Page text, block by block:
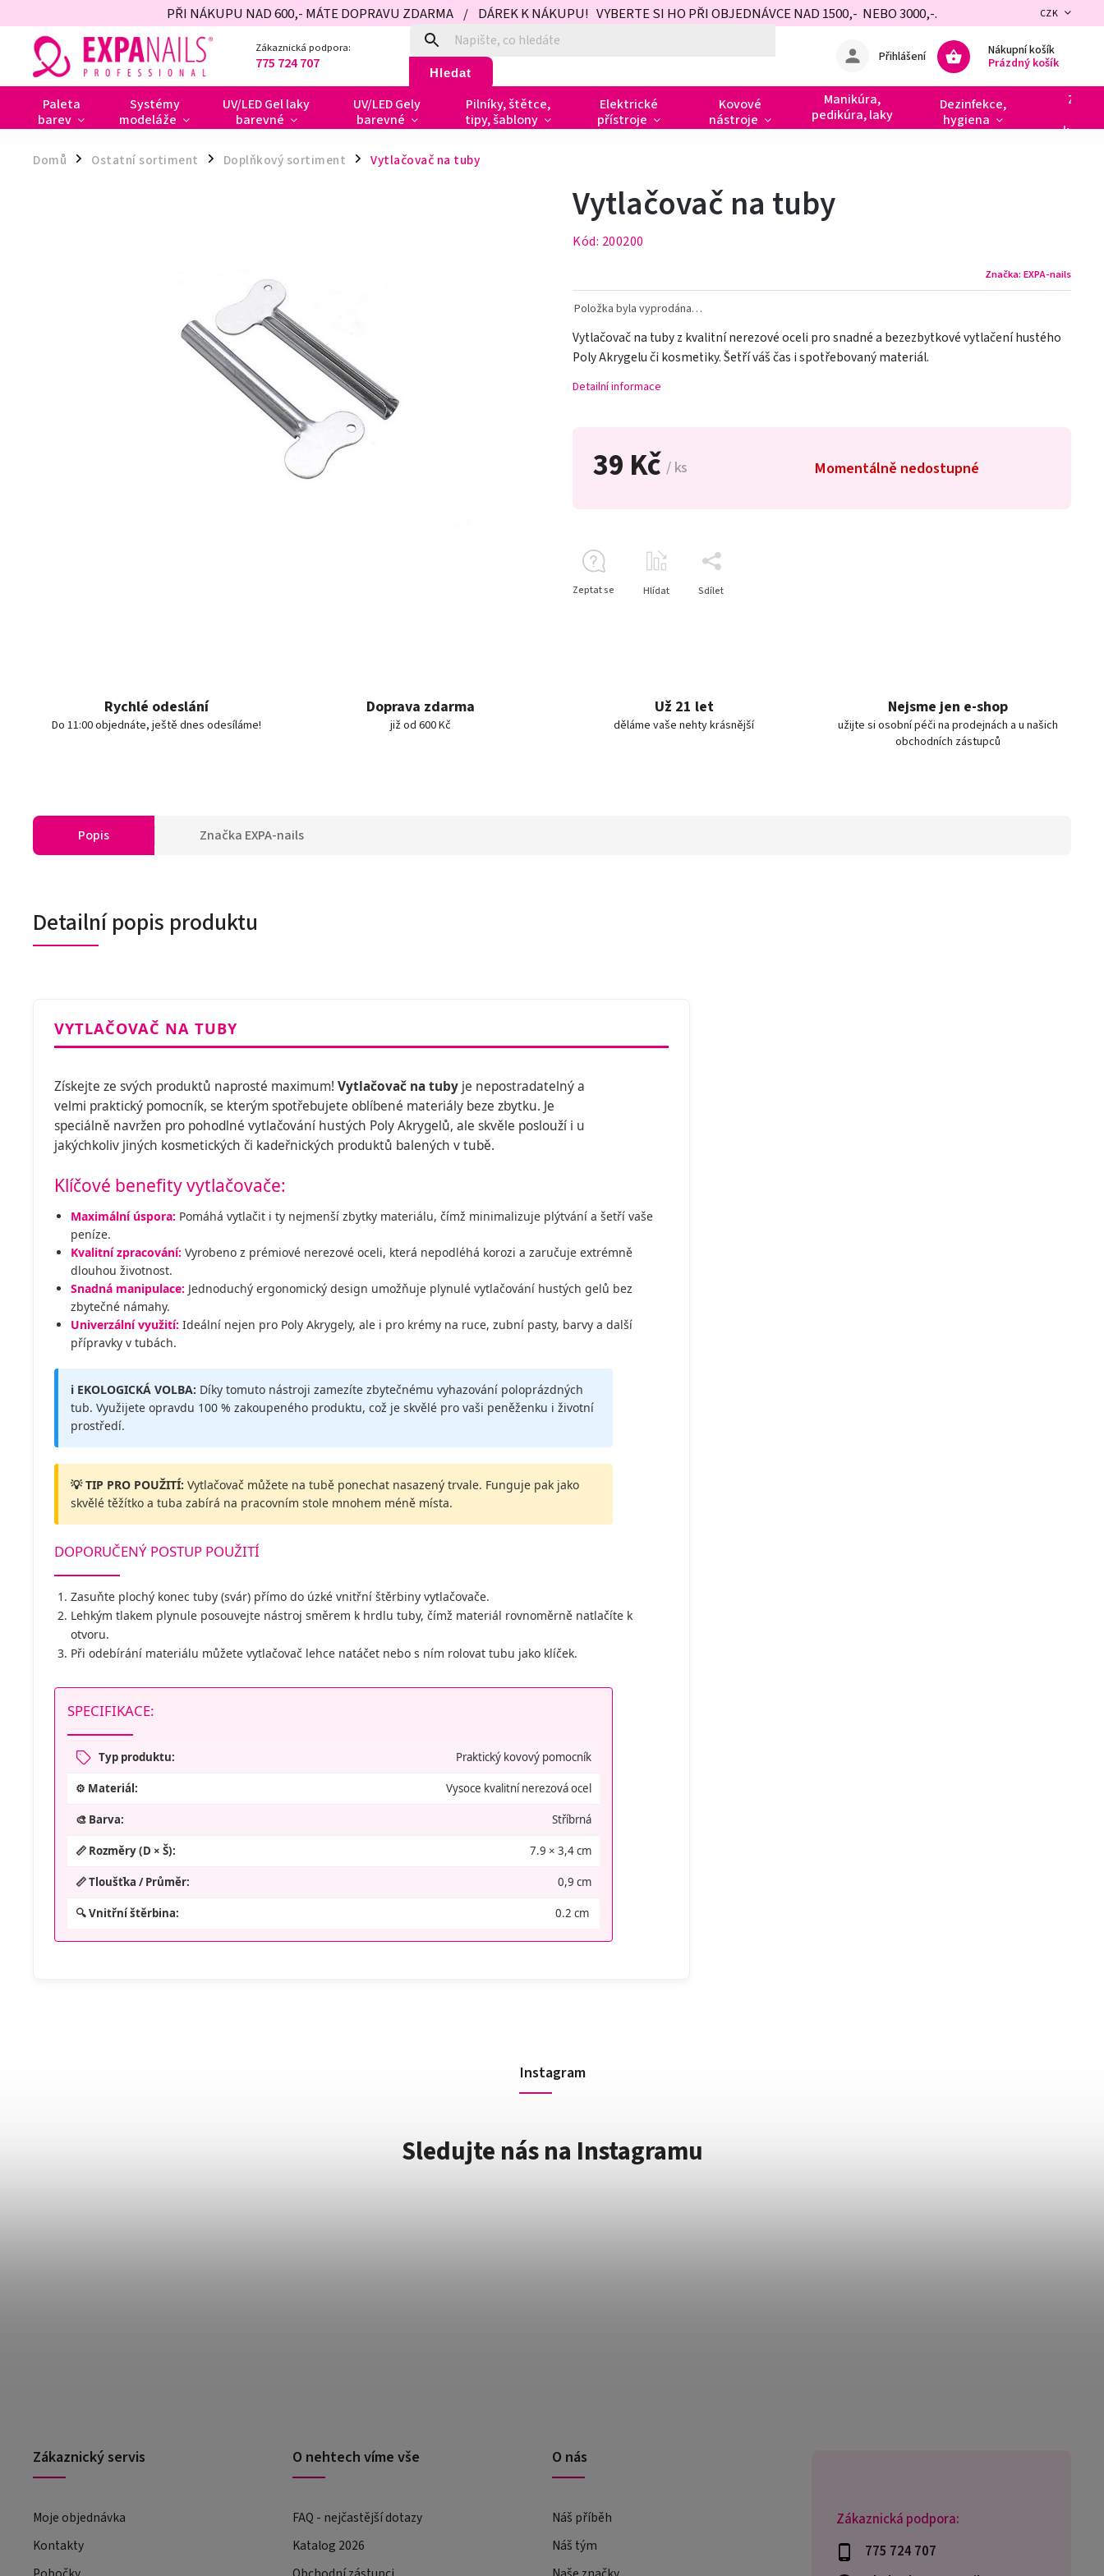
PŘI NÁKUPU NAD 600,- MÁTE DOPRAVU ZDARMA / DÁREK K NÁKUPU! VYBERTE SI HO PŘI OBJEDNÁVCE NAD 1500,- NEBO 3000,-. CZK
Zákaznická podpora:
775 724 707 Hledat
Nákupní košík
Prázdný košík
Přihlášení
Paleta
barev
Systémy
modeláže
UV/LED Gel laky
barevné
UV/LED Gely
barevné
Pilníky, štětce,
tipy, šablony
Elektrické
přístroje
Kovové
nástroje
Manikúra,
pedikúra, laky
Dezinfekce,
hygiena
Domů / Ostatní sortiment / Doplňkový sortiment / Vytlačovač na tuby
39 Kč/ ks Momentálně nedostupné
Vytlačovač na tuby
Kód: 200200
Značka: EXPA-nails
Položka byla vyprodána…
Vytlačovač na tuby z kvalitní nerezové oceli pro snadné a bezezbytkové vytlačení hustého
Poly Akrygelu či kosmetiky. Šetří váš čas i spotřebovaný materiál.
Detailní informace
Zeptat se Hlídat Sdílet
Rychlé odeslání
Do 11:00 objednáte, ještě dnes odesíláme!
Doprava zdarma
již od 600 Kč
Už 21 let
děláme vaše nehty krásnější
Nejsme jen e-shop
užijte si osobní péči na prodejnách a u našich
obchodních zástupců
Popis Značka EXPA-nails
Detailní popis produktu
VYTLAČOVAČ NA TUBY
Získejte ze svých produktů naprosté maximum! Vytlačovač na tuby je nepostradatelný a
velmi praktický pomocník, se kterým spotřebujete oblíbené materiály beze zbytku. Je
speciálně navržen pro pohodlné vytlačování hustých Poly Akrygelů, ale skvěle poslouží i u
jakýchkoliv jiných kosmetických či kadeřnických produktů balených v tubě.
Klíčové benefity vytlačovače:
Maximální úspora: Pomáhá vytlačit i ty nejmenší zbytky materiálu, čímž minimalizuje plýtvání a šetří vaše
peníze.
Kvalitní zpracování: Vyrobeno z prémiové nerezové oceli, která nepodléhá korozi a zaručuje extrémně
dlouhou životnost.
Snadná manipulace: Jednoduchý ergonomický design umožňuje plynulé vytlačování hustých gelů bez
zbytečné námahy.
Univerzální využití: Ideální nejen pro Poly Akrygely, ale i pro krémy na ruce, zubní pasty, barvy a další
přípravky v tubách.
ℹ️ EKOLOGICKÁ VOLBA: Díky tomuto nástroji zamezíte zbytečnému vyhazování poloprázdných
tub. Využijete opravdu 100 % zakoupeného produktu, což je skvělé pro vaši peněženku i životní
prostředí.
💡 TIP PRO POUŽITÍ: Vytlačovač můžete na tubě ponechat nasazený trvale. Funguje pak jako
skvělé těžítko a tuba zabírá na pracovním stole mnohem méně místa.
DOPORUČENÝ POSTUP POUŽITÍ
Zasuňte plochý konec tuby (svár) přímo do úzké vnitřní štěrbiny vytlačovače.
Lehkým tlakem plynule posouvejte nástroj směrem k hrdlu tuby, čímž materiál rovnoměrně natlačíte k
otvoru.
Při odebírání materiálu můžete vytlačovač lehce natáčet nebo s ním rolovat tubu jako klíček.
SPECIFIKACE:
Typ produktu: Praktický kovový pomocník
⚙️ Materiál: Vysoce kvalitní nerezová ocel
🎨 Barva: Stříbrná
📏 Rozměry (D × Š): 7.9 × 3,4 cm
📏 Tloušťka / Průměr: 0,9 cm
🔍 Vnitřní štěrbina: 0.2 cm
Zákaznická podpora:
775 724 707
Instagram
Sledujte nás na Instagramu
Zákaznický servis
Moje objednávka
Kontakty
O nehtech víme vše
FAQ - nejčastější dotazy
Katalog 2026
O nás
Náš příběh
Náš tým